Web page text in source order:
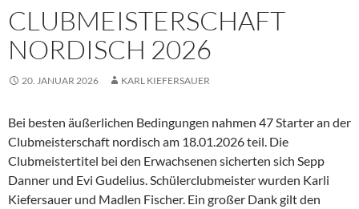
CLUBMEISTERSCHAFT
NORDISCH 2026
20. JANUAR 2026 KARL KIEFERSAUER
Bei besten äußerlichen Bedingungen nahmen 47 Starter an der
Clubmeisterschaft nordisch am 18.01.2026 teil. Die
Clubmeistertitel bei den Erwachsenen sicherten sich Sepp
Danner und Evi Gudelius. Schülerclubmeister wurden Karli
Kiefersauer und Madlen Fischer. Ein großer Dank gilt den